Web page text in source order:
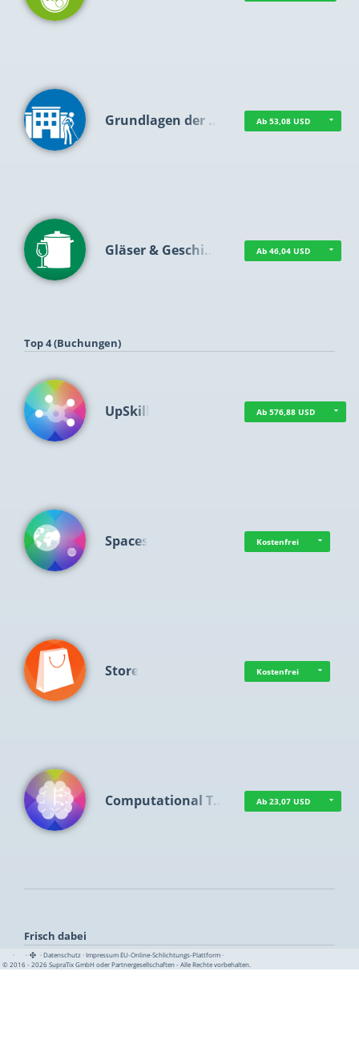
Grundlagen der … Ab 53,08 USD
Gläser & Geschi… Ab 46,04 USD
Top 4 (Buchungen)
UpSkill Ab 576,88 USD
Spaces Kostenfrei
Store Kostenfrei
Computational T… Ab 23,07 USD
Frisch dabei
· · ·Datenschutz·Impressum EU-Online-Schlichtungs-Plattform·
© 2016 - 2026 SupraTix GmbH oder Partnergesellschaften - Alle Rechte vorbehalten.